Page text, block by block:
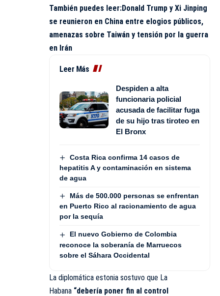
También puedes leer:Donald Trump y Xi Jinping
se reunieron en China entre elogios públicos,
amenazas sobre Taiwán y tensión por la guerra
en Irán
Leer Más
Despiden a alta
funcionaria policial
acusada de facilitar fuga
de su hijo tras tiroteo en
El Bronx
Costa Rica confirma 14 casos de
hepatitis A y contaminación en sistema
de agua
Más de 500.000 personas se enfrentan
en Puerto Rico al racionamiento de agua
por la sequía
El nuevo Gobierno de Colombia
reconoce la soberanía de Marruecos
sobre el Sáhara Occidental
La diplomática estonia sostuvo que La
Habana “debería poner fin al control